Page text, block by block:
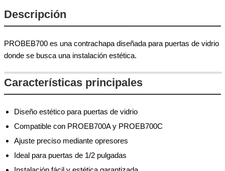
Descripción
PROBEB700 es una contrachapa diseñada para puertas de vidrio
donde se busca una instalación estética.
Características principales
Diseño estético para puertas de vidrio
Compatible con PROEB700A y PROEB700C
Ajuste preciso mediante opresores
Ideal para puertas de 1/2 pulgadas